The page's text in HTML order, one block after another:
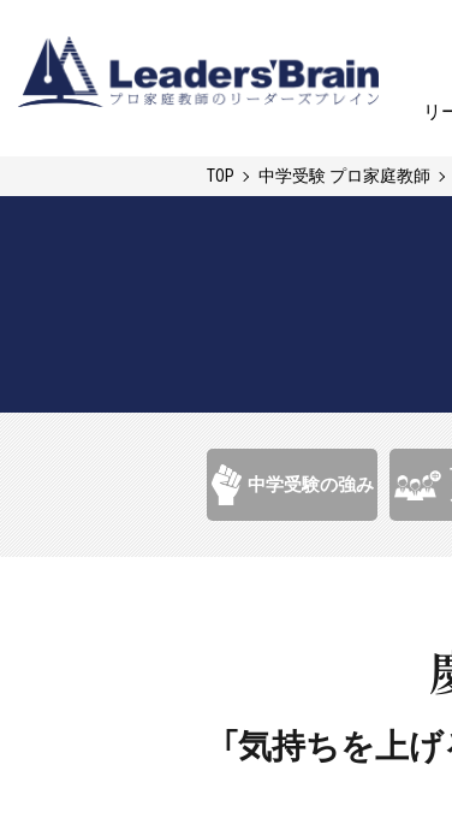
リ
リ
TOP 中学受験 プロ家庭教師
中学受験の強み
「気持ちを上